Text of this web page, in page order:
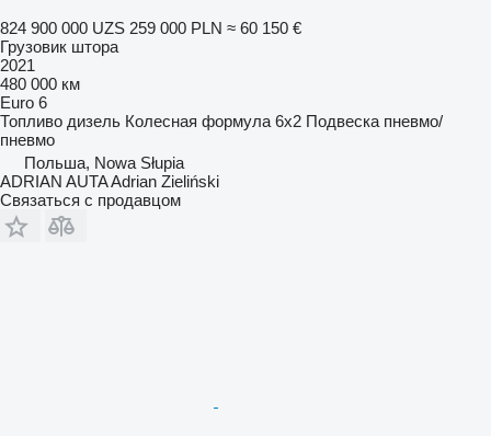
824 900 000 UZS 259 000 PLN ≈ 60 150 €
Грузовик штора
2021
480 000 км
Euro 6
Топливо дизель Колесная формула 6x2 Подвеска пневмо/
пневмо
Польша, Nowa Słupia
ADRIAN AUTA Adrian Zieliński
Связаться с продавцом